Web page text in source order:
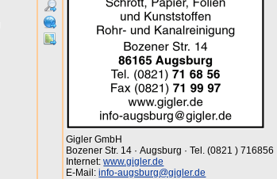
Gigler GmbH
Bozener Str. 14 · Augsburg · Tel. (0821 ) 716856
Internet:www.gigler.de
E-Mail:info-augsburg@gigler.de